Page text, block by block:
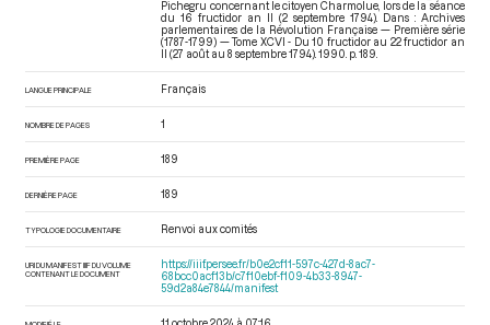
Pichegru concernant le citoyen Charmolue, lors de la séance
du 16 fructidor an II (2 septembre 1794). Dans : Archives
parlementaires de la Révolution Française — Première série
(1787-1799) — Tome XCVI - Du 10 fructidor au 22 fructidor an
II (27 août au 8 septembre 1794) . 1990. p. 189.
LANGUE PRINCIPALE Français
NOMBRE DE PAGES 1
PREMIÈRE PAGE 189
DERNIÈRE PAGE 189
TYPOLOGIE DOCUMENTAIRE Renvoi aux comités
URI DU MANIFEST IIIF DU VOLUME
CONTENANT LE DOCUMENT
https://iiif.persee.fr/b0e2cf11-597c-427d-8ac7-
68bcc0acf13b/c7f10ebf-f109-4b33-8947-
59d2a84e7844/manifest